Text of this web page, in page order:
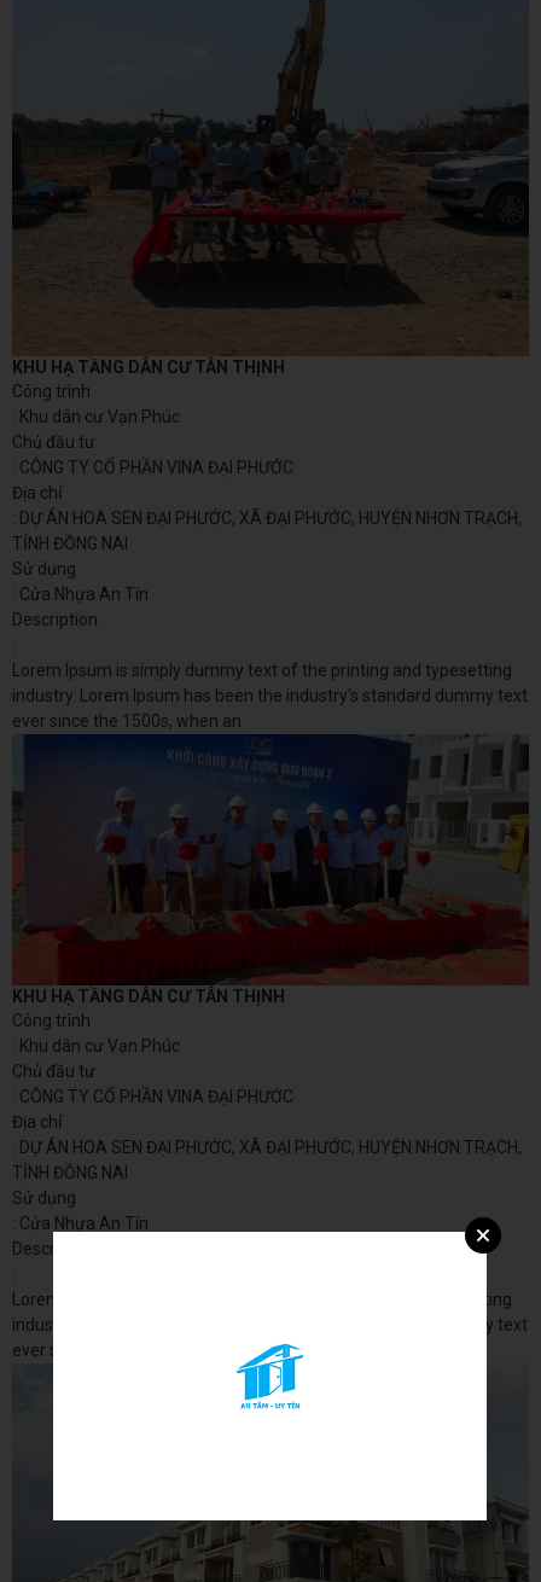
KHU HẠ TẦNG DÂN CƯ TÂN THỊNH
Công trình
: Khu dân cư Vạn Phúc
Chủ đầu tư
: CÔNG TY CỔ PHẦN VINA ĐẠI PHƯỚC
Địa chỉ
: DỰ ÁN HOA SEN ĐẠI PHƯỚC, XÃ ĐẠI PHƯỚC, HUYỆN NHƠN TRẠCH,
TỈNH ĐỒNG NAI
Sử dụng
: Cửa Nhựa An Tín
Description
:
Lorem Ipsum is simply dummy text of the printing and typesetting
industry. Lorem Ipsum has been the industry's standard dummy text
ever since the 1500s, when an
KHU HẠ TẦNG DÂN CƯ TÂN THỊNH
Công trình
: Khu dân cư Vạn Phúc
Chủ đầu tư
: CÔNG TY CỔ PHẦN VINA ĐẠI PHƯỚC
Địa chỉ
: DỰ ÁN HOA SEN ĐẠI PHƯỚC, XÃ ĐẠI PHƯỚC, HUYỆN NHƠN TRẠCH,
TỈNH ĐỒNG NAI
Sử dụng
: Cửa Nhựa An Tín
Description
:
Lorem Ipsum is simply dummy text of the printing and typesetting
industry. Lorem Ipsum has been the industry's standard dummy text
ever since the 1500s, when an